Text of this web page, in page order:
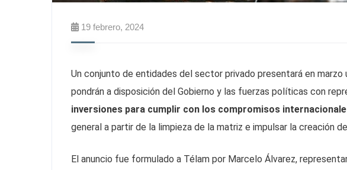
19 febrero, 2024
Un conjunto de entidades del sector privado presentará en
pondrán a disposición del Gobierno y las fuerzas políticas con
inversiones para cumplir con los compromisos
general a partir de la limpieza de la matriz e impulsar la creación
El anuncio fue formulado a Télam por Marcelo Álvarez,